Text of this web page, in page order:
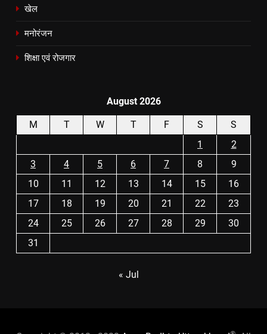
खेल
मनोरंजन
शिक्षा एवं रोजगार
August 2026
M T W T F S
S
1
2
3
4 5 6 7 8
9
10
11 12 13 14 15
16
17
18 19 20 21 22
23
24
25 26 27 28 29
30
31
« Jul